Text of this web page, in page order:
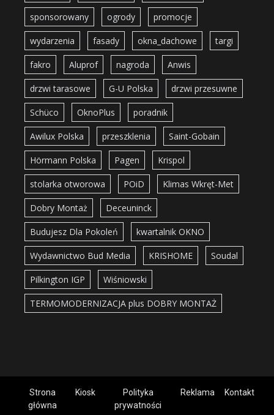
sponsorowany ogrody promocje
wydarzenia fasady okna_dachowe targi
fakro Aluprof nagroda Anwis
drzwi tarasowe G-U Polska drzwi przesuwne
Schüco OknoPlus poradnik
Awilux Polska przeszklenia Saint-Gobain
Hörmann Polska Pagen Krispol
stolarka otworowa POiD Klimas Wkręt-Met
Dobry Montaż Deceuninck
Budujesz Dla Pokoleń kwartalnik OKNO
Wydawnictwo Bud Media KRISHOME Soudal
Pilkington IGP Wiśniowski
TERMOMODERNIZACJA plus DOBRY MONTAŻ
Strona
główna
Kiosk
Polityka
prywatności
Reklama Kontakt